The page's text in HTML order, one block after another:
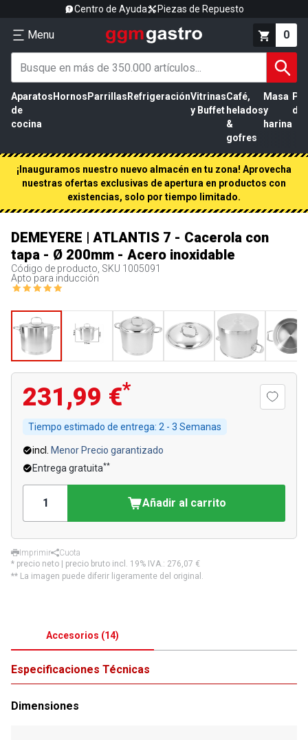
Centro de Ayuda Piezas de Repuesto
Menu 0
Aparatos
de
cocina
Hornos Parrillas RefrigeraciónVitrinas
y Buffet
Café,
helados
&
gofres
Masa
y
harina
de
¡Inauguramos nuestro nuevo almacén en tu zona! Aprovecha
nuestras ofertas exclusivas de apertura en productos con
existencias, solo por tiempo limitado.
DEMEYERE | ATLANTIS 7 - Cacerola con
tapa - Ø 200mm - Acero inoxidable
Código de producto, SKU 1005091
Apto para inducción
231,99 €*
Tiempo estimado de entrega: 2 - 3 Semanas
incl.
Menor Precio garantizado
Entrega gratuita**
Añadir al carrito
Imprimir
Cuota
* precio neto | precio bruto incl. 19% IVA.: 276,07 €
** La imagen puede diferir ligeramente del original.
Accesorios (14)
Especificaciones Técnicas
Dimensiones